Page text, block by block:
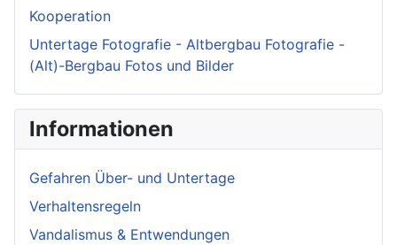
Kooperation
Untertage Fotografie - Altbergbau Fotografie -
(Alt)-Bergbau Fotos und Bilder
Informationen
Gefahren Über- und Untertage
Verhaltensregeln
Vandalismus & Entwendungen